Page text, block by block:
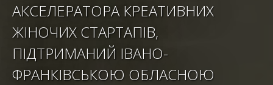
АКСЕЛЕРАТОРА КРЕАТИВНИХ
ЖІНОЧИХ СТАРТАПІВ,
ПІДТРИМАНИЙ ІВАНО-
ФРАНКІВСЬКОЮ ОБЛАСНОЮ